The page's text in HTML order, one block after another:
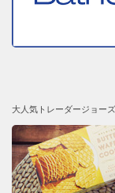
大人気トレーダージョー